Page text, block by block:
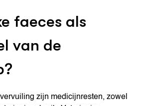
faeces als
van de
zijn medicijnresten, zowel